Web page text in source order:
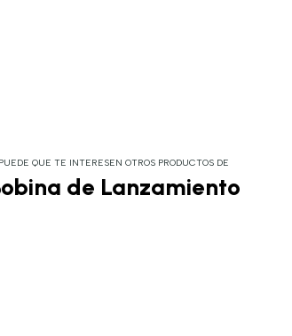
PUEDE QUE TE INTERESEN OTROS PRODUCTOS DE
de Lanzamiento